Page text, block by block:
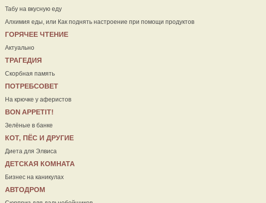
Табу на вкусную еду
Алхимия еды, или Как поднять настроение при помощи продуктов
ГОРЯЧЕЕ ЧТЕНИЕ
Актуально
ТРАГЕДИЯ
Скорбная память
ПОТРЕБСОВЕТ
На крючке у аферистов
ВON APPETIT!
Зелёные в банке
КОТ, ПЁС И ДРУГИЕ
Диета для Элвиса
ДЕТСКАЯ КОМНАТА
Бизнес на каникулах
АВТОДРОМ